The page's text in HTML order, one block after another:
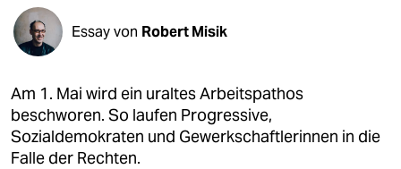
öko
gesellschaft
kultur
sport
Essay von Robert Misik
Am 1. Mai wird ein uraltes Arbeitspathos
beschworen. So laufen Progressive,
Sozialdemokraten und Gewerkschaftlerinnen in die
Falle der Rechten.